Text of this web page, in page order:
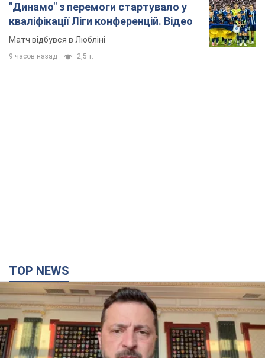
"Динамо" з перемоги стартувало у
кваліфікації Ліги конференцій. Відео
Матч відбувся в Любліні
9 часов назад 2,5 т.
TOP NEWS